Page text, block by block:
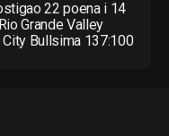
22 poena i 14
Grande Valley
Bullsima 137:100